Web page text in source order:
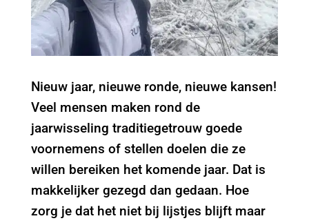
Nieuw jaar, nieuwe ronde, nieuwe kansen!
Veel mensen maken rond de
jaarwisseling traditiegetrouw goede
voornemens of stellen doelen die ze
willen bereiken het komende jaar. Dat is
makkelijker gezegd dan gedaan. Hoe
zorg je dat het niet bij lijstjes blijft maar